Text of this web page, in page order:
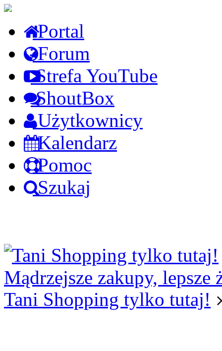
Portal
Forum
Strefa YouTube
ShoutBox
Użytkownicy
Kalendarz
Pomoc
Szukaj
Mądrzejsze zakupy, lepsze
Tani Shopping tylko tutaj!